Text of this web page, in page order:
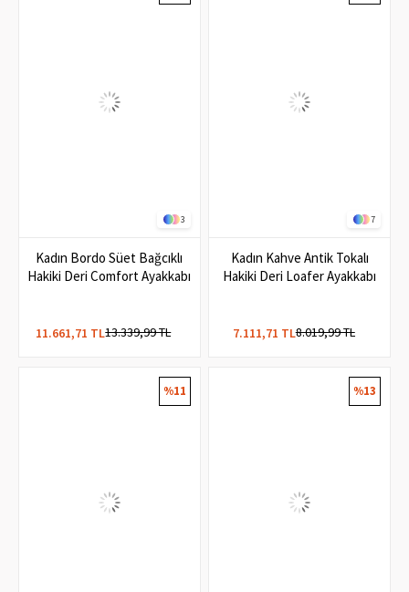
3
Kadın Bordo Süet Bağcıklı
Hakiki Deri Comfort Ayakkabı
11.661,71 TL13.339,99 TL
7
Kadın Kahve Antik Tokalı
Hakiki Deri Loafer Ayakkabı
7.111,71 TL8.019,99 TL
%11 %13